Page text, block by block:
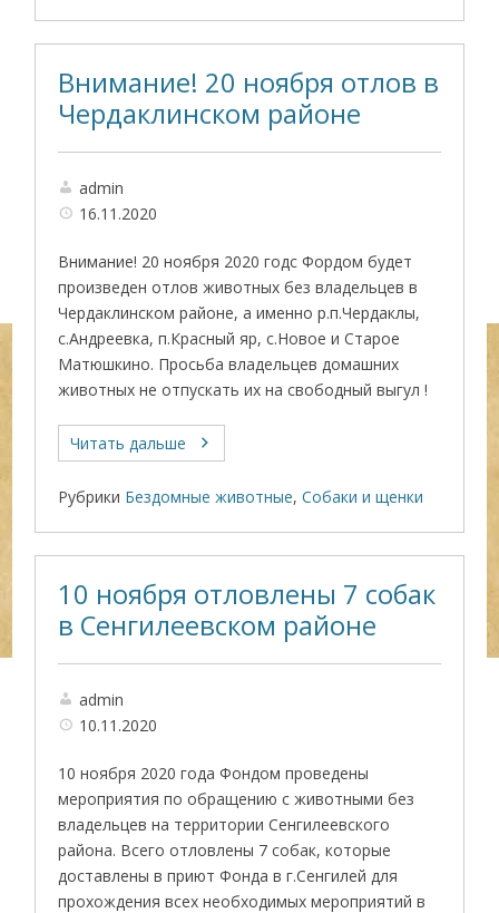
Внимание! 20 ноября отлов в
Чердаклинском районе
admin
16.11.2020
Внимание! 20 ноября 2020 годс Фордом будет
произведен отлов животных без владельцев в
Чердаклинском районе, а именно р.п.Чердаклы,
с.Андреевка, п.Красный яр, с.Новое и Старое
Матюшкино. Просьба владельцев домашних
животных не отпускать их на свободный выгул !
Читать дальше
Рубрики Бездомные животные,Собаки и щенки
10 ноября отловлены 7 собак
в Сенгилеевском районе
admin
10.11.2020
10 ноября 2020 года Фондом проведены
мероприятия по обращению с животными без
владельцев на территории Сенгилеевского
района. Всего отловлены 7 собак, которые
доставлены в приют Фонда в г.Сенгилей для
прохождения всех необходимых мероприятий в